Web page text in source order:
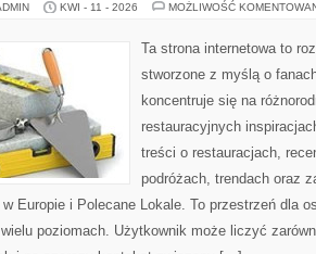
KWI - 11 - 2026 MOŻLIWOŚĆ
Ta strona internetowa to
stworzone z myślą o
koncentruje się na
restauracyjnych
treści o restauracjach,
podróżach, trendach oraz
Europie i Polecane Lokale. To przestrzeń dla
poziomach. Użytkownik może liczyć